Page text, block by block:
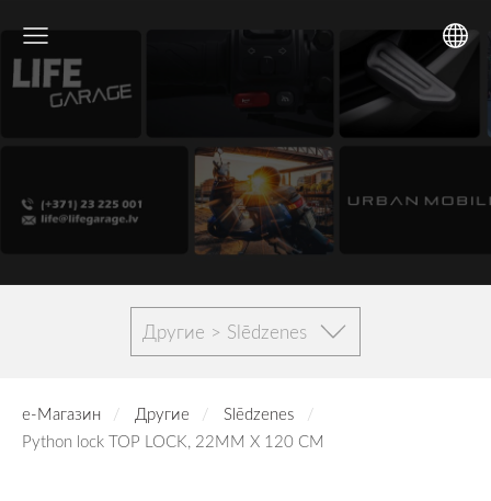
Другие > Slēdzenes
е-Магазин Другие
Slēdzenes
Python lock TOP LOCK, 22MM X 120 CM